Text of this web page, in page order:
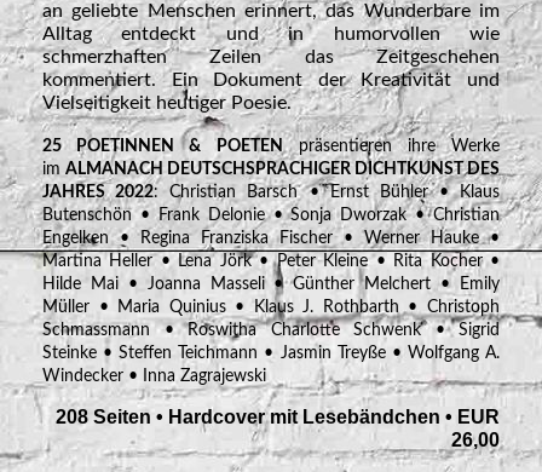
an geliebte Menschen erinnert, das Wunderbare im
Alltag entdeckt und in humorvollen wie
schmerzhaften Zeilen das Zeitgeschehen
kommentiert. Ein Dokument der Kreativität und
Vielseitigkeit heutiger Poesie.
25 POETINNEN & POETEN präsentieren ihre Werke
im ALMANACH DEUTSCHSPRACHIGER DICHTKUNST DES
JAHRES 2022: Christian Barsch • Ernst Bühler • Klaus
Butenschön • Frank Delonie • Sonja Dworzak • Christian
Engelken • Regina Franziska Fischer • Werner Hauke •
Martina Heller • Lena Jörk • Peter Kleine • Rita Kocher •
Hilde Mai • Joanna Masseli • Günther Melchert • Emily
Müller • Maria Quinius • Klaus J. Rothbarth • Christoph
Schmassmann • Roswitha Charlotte Schwenk • Sigrid
Steinke • Steffen Teichmann • Jasmin Treyße • Wolfgang A.
Windecker • Inna Zagrajewski
208 Seiten • Hardcover mit Lesebändchen • EUR
26,00